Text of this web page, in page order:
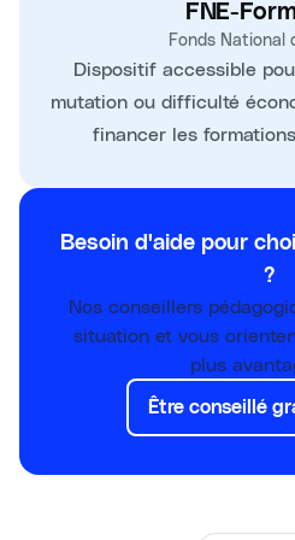
FNE-
Fonds National
Dispositif accessible
mutation ou difficulté
financer les
Besoin d'aide pour
?
Nos conseillers
situation et vous
plus
Être conseillé